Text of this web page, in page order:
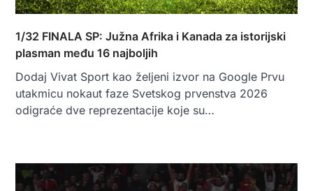
1/32 FINALA SP: Južna Afrika i Kanada za istorijski
plasman među 16 najboljih
Dodaj Vivat Sport kao željeni izvor na Google Prvu
utakmicu nokaut faze Svetskog prvenstva 2026
odigraće dve reprezentacije koje su…